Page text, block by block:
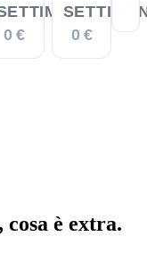
0 €
0 €
cosa è extra.